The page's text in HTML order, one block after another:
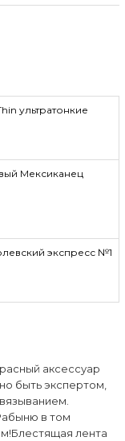
ультратонкие
Мексиканец
экспресс №1
аксессуар
быть экспертом,
в том
лента